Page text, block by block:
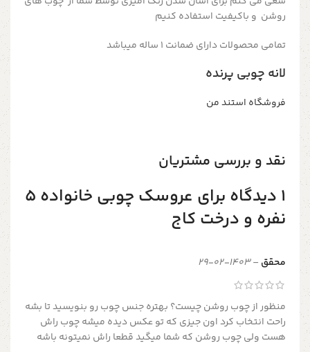
روشن و باکیفیت استفاده کنیم
تمامی محصولات دارای ضمانت ۱ ساله میباشد
لانه چوبی پرنده
فروشگاه استند من
نقد و بررسی مشتریان
1 دیدگاه برای
عروسک چوبی خانواده 5
نفره و درخت کاج
محقق –
1403-02-29
منظور از چوب روشن چیست؟ بهتره جنس چوب رو بنویسید تا بشه
راحت انتخاب کرد اون جیزی که تو عکس دیده میشه چوب راش
هست ولی چوب روشن که شما میگید قطعا راش نمیتونه باشه